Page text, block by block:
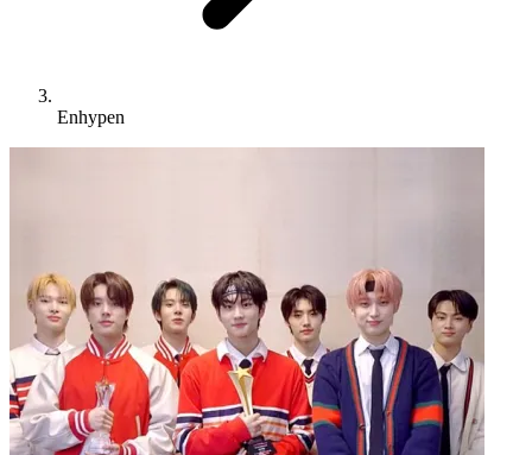
Enhypen